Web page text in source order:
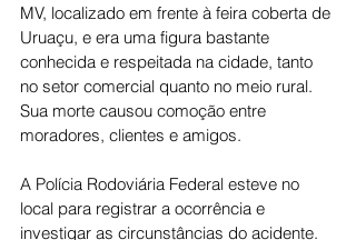
MV, localizado em frente à feira coberta de
Uruaçu, e era uma figura bastante
conhecida e respeitada na cidade, tanto
no setor comercial quanto no meio rural.
Sua morte causou comoção entre
moradores, clientes e amigos.
A Polícia Rodoviária Federal esteve no
local para registrar a ocorrência e
investigar as circunstâncias do acidente.